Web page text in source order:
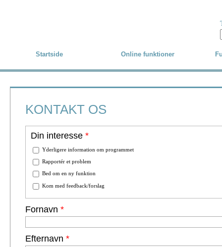
Startside Online funktioner
KONTAKT OS
Din interesse *
Yderligere information om programmet
Rapportér et problem
Bed om en ny funktion
Kom med feedback/forslag
Fornavn *
Efternavn *